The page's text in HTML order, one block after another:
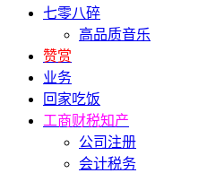
七零八碎
高品质音乐
赞赏
业务
回家吃饭
工商财税知产
公司注册
会计税务